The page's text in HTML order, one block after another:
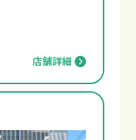
店舗詳細